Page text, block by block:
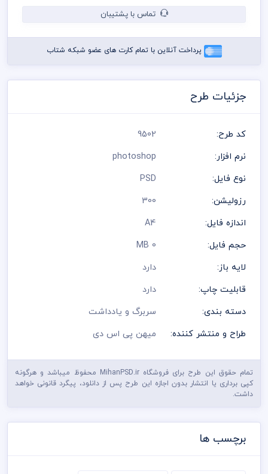
تماس با پشتیبان
پرداخت آنلاین با تمام کارت های عضو شبکه شتاب
جزئیات طرح
کد طرح:
9502
نرم افزار:
photoshop
نوع فایل:
PSD
رزولیشن:
300
اندازه فایل:
A4
حجم فایل:
0 MB
لایه باز:
دارد
قابلیت چاپ:
دارد
دسته بندی:
سربرگ و یادداشت
طراح و منتشر کننده:
میهن پی اس دی
تمام حقوق این طرح برای فروشگاه MihanPSD.ir محفوظ میباشد و هرگونه
کپی برداری یا انتشار بدون اجازه این طرح پس از دانلود، پیگرد قانونی خواهد
داشت.
برچسب ها
در طراحی سربرگ از لوگو و نشان های تجاری نمادین استفاده شده
رعایت کلیه قوانین موجود در سایت به عهده خریدار می باشد